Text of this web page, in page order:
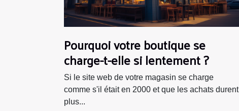
Pourquoi votre boutique se
charge-t-elle si lentement ?
Si le site web de votre magasin se charge
comme s'il était en 2000 et que les achats durent
plus...